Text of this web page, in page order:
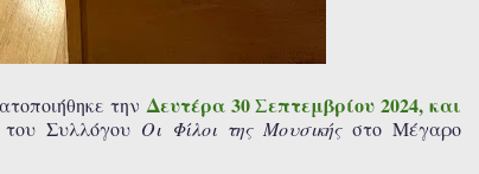
την Δευτέρα 30 Σεπτεμβρίου 2024, και
του Συλλόγου Οι Φίλοι της Μουσικήςστο Μέγαρο